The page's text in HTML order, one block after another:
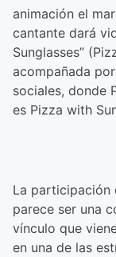
animación el
cantante dará
Sunglasses”
acompañada
sociales, donde
es Pizza with
La participación
parece ser una
vínculo que
en una de las